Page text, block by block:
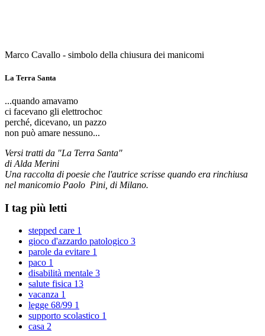
Marco Cavallo - simbolo della chiusura dei manicomi
La Terra Santa
...quando amavamo
ci facevano gli elettrochoc
perché, dicevano, un pazzo
non può amare nessuno...
Versi tratti da "La Terra Santa"
di Alda Merini
Una raccolta di poesie che l'autrice scrisse quando era rinchiusa
nel manicomio Paolo Pini, di Milano.
I tag più letti
stepped care 1
gioco d'azzardo patologico 3
parole da evitare 1
paco 1
disabilità mentale 3
salute fisica 13
vacanza 1
legge 68/99 1
supporto scolastico 1
casa 2